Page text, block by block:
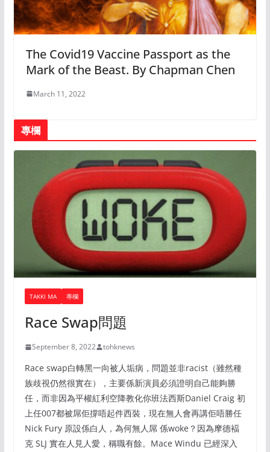
The Covid19 Vaccine Passport as the
Mark of the Beast. By Chapman Chen
March 11, 2022
專欄
TAKKI MA 專欄
Race Swap問題
September 8, 2022 tohknews
Race swap白轉黑一向被人垢病，問題並非racist（雖然種
族歧視仍然很實在），主要係新演員必須證明自己能夠勝
任，而非因為平權紅利空降教化你班法西斯Daniel Craig 初
上任007都被屌佢撐唔起件西裝，現在無人會再講佢唔勝任
Nick Fury 原設係白人，為何無人屌 係woke？因為摩德褔
克 SLJ 實在人見人愛，稱職有餘。Mace Windu 已經深入